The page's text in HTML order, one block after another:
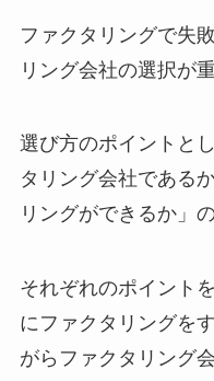
ファクタリングで失
リング会社の選択が
選び方のポイントと
タリング会社である
リングができるか」
それぞれのポイント
にファクタリングを
がらファクタリング